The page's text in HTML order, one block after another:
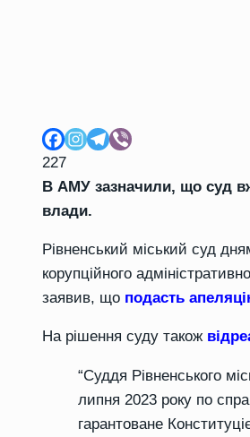
227
В АМУ зазначили, що суд
влади.
Рівненський міський суд
корупційного
заявив, що подасть
На рішення суду також
“Суддя Рівненського
липня 2023 року по
гарантоване